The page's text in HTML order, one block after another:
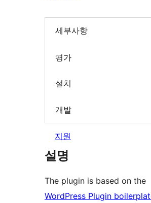
세부사항
평가
설치
개발
지원
설명
The plugin is based on the
WordPress Plugin